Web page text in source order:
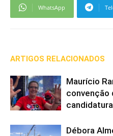
WhatsApp
ARTIGOS RELACIONADOS
Maurício
convenção
Débora